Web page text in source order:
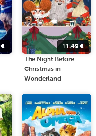
€ 11.49€
The Night Before
Christmas in
Wonderland